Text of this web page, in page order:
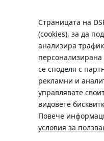
Страницата на
(cookies), за да
анализира
се споделя с
рекламни и
управлявате
видовете
Повече
условия за
Телефон:
0700 10 375 / *2375
Московска No.19 / ул. Г.
SWIFT/BIC: